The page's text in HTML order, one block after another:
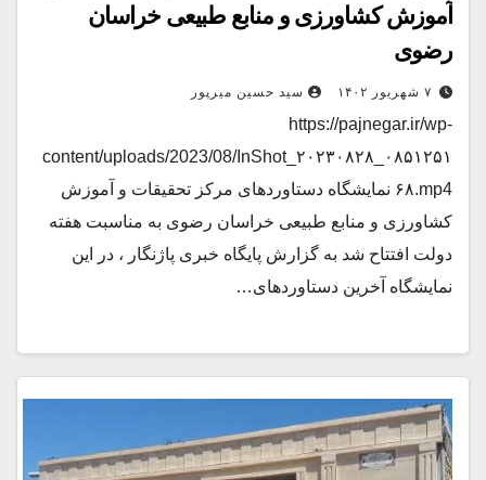
آموزش کشاورزی و منابع طبیعی خراسان
رضوی
۷ شهریور ۱۴۰۲ سید حسین میرپور
https://pajnegar.ir/wp-
content/uploads/2023/08/InShot_۲۰۲۳۰۸۲۸_۰۸۵۱۲۵۱
۶۸.mp4 نمایشگاه دستاوردهای مرکز تحقیقات و آموزش
کشاورزی و منابع طبیعی خراسان رضوی به مناسبت هفته
دولت افتتاح شد به گزارش پایگاه خبری پاژنگار ، در این
نمایشگاه آخرین دستاوردهای…